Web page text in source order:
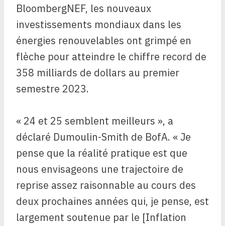
BloombergNEF, les nouveaux
investissements mondiaux dans les
énergies renouvelables ont grimpé en
flèche pour atteindre le chiffre record de
358 milliards de dollars au premier
semestre 2023.
« 24 et 25 semblent meilleurs », a
déclaré Dumoulin-Smith de BofA. « Je
pense que la réalité pratique est que
nous envisageons une trajectoire de
reprise assez raisonnable au cours des
deux prochaines années qui, je pense, est
largement soutenue par le [Inflation